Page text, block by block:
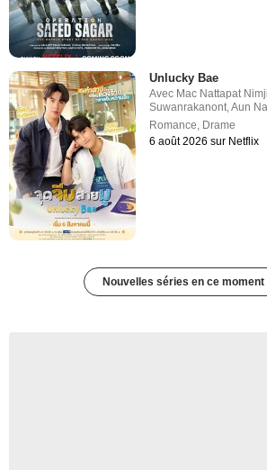
Unlucky Bae
Avec Mac Nattapat
Suwanrakanont ,Aun
Romance Drame
6 août 2026 sur Netflix
Nouvelles séries en ce moment